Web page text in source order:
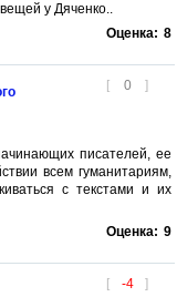
у Дяченко..
Оценка: 8
[ 0 ]
писателей, ее
всем гуманитариям,
с текстами и их
Оценка: 9
[ -4 ]